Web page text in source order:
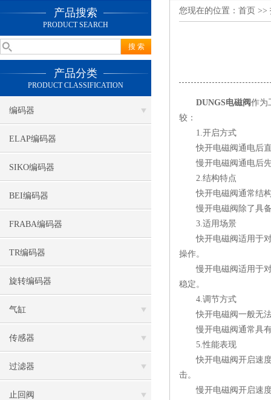
产品搜索
PRODUCT SEARCH
产品分类
PRODUCT CLASSIFICATION
编码器
ELAP编码器
SIKO编码器
BEI编码器
FRABA编码器
TR编码器
旋转编码器
气缸
传感器
过滤器
止回阀
您现在的位置： 首页 >>
DUNGS电磁阀作为
较：
1.开启方式
快开电磁阀通电后直
慢开电磁阀通电后先
2.结构特点
快开电磁阀通常结构
慢开电磁阀除了具备
3.适用场景
快开电磁阀适用于对
操作。
慢开电磁阀适用于对
稳定。
4.调节方式
快开电磁阀一般无法
慢开电磁阀通常具有
5.性能表现
快开电磁阀开启速度
击。
慢开电磁阀开启速度